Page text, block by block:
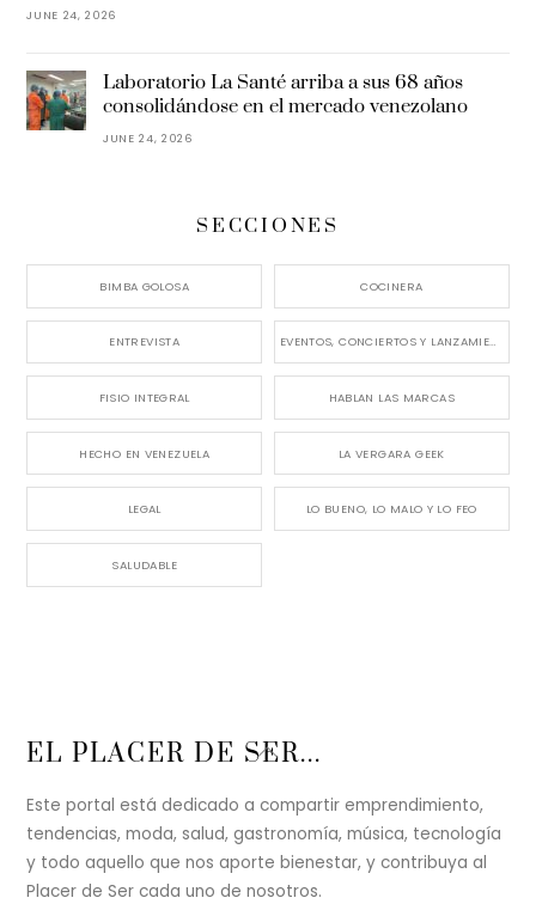
JUNE 24, 2026
Laboratorio La Santé arriba a sus 68 años
consolidándose en el mercado venezolano
JUNE 24, 2026
SECCIONES
BIMBA GOLOSA COCINERA
ENTREVISTA EVENTOS, CONCIERTOS Y LANZAMIENTOS
FISIO INTEGRAL HABLAN LAS MARCAS
HECHO EN VENEZUELA LA VERGARA GEEK
LEGAL LO BUENO, LO MALO Y LO FEO
SALUDABLE
Back
Top
EL PLACER DE SER...
Este portal está dedicado a compartir emprendimiento,
tendencias, moda, salud, gastronomía, música, tecnología
y todo aquello que nos aporte bienestar, y contribuya al
Placer de Ser cada uno de nosotros.